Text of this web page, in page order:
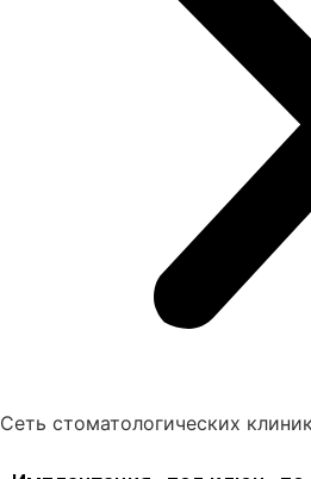
Сеть стоматологических